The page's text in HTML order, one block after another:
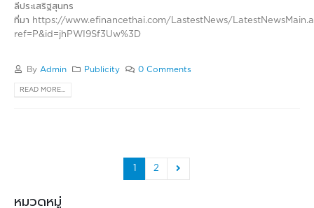
ลีประเสริฐสุนทร
ที่มา https://www.efinancethai.com/LastestNews/
ref=P&id=jhPWI9Sf3Uw%3D
By Admin Publicity 0 Comments
READ MORE...
2
หมวดหมู่